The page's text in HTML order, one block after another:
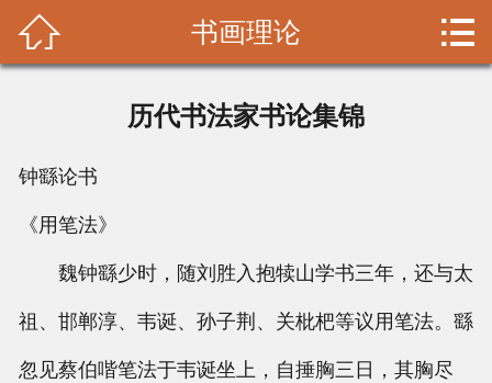
山水画
花鸟画
 书画理论 
历代书法家书论集锦
钟繇论书
《用笔法》
魏钟繇少时，随刘胜入抱犊山学书三年，还与太
祖、邯郸淳、韦诞、孙子荆、关枇杷等议用笔法。繇
忽见蔡伯喈笔法于韦诞坐上，自捶胸三日，其胸尽